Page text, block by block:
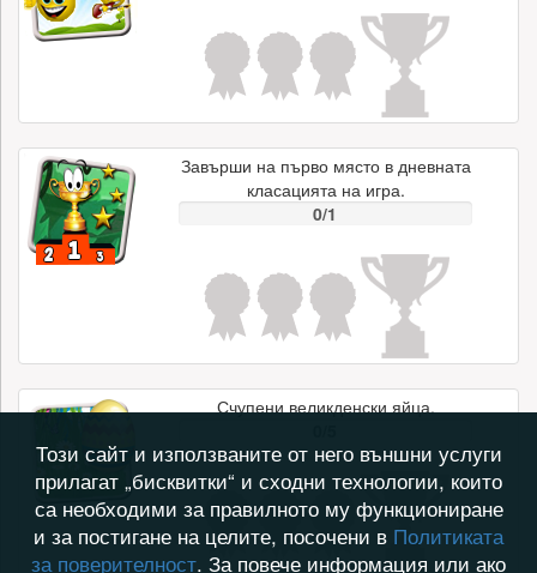
Завърши на първо място в дневната
класацията на игра.
0/1
Счупени великденски яйца.
Този сайт и използваните от него външни услуги
прилагат „бисквитки“ и сходни технологии, които
са необходими за правилното му функциониране
и за постигане на целите, посочени в Политиката
за поверителност. За повече информация или ако